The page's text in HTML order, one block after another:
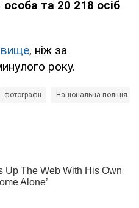
та 20 218 осіб
вище, ніж за
року.
фотографії Національна поліція